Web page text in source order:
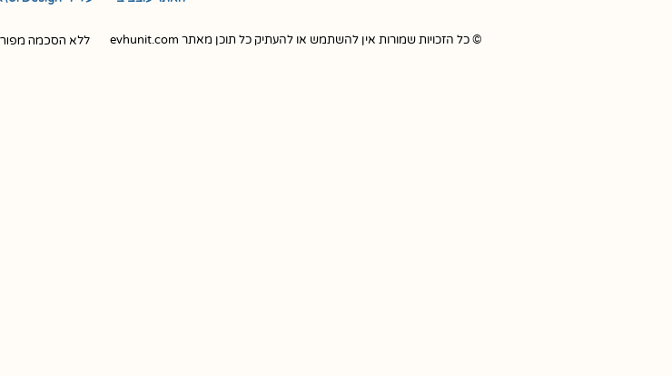
ללא הסכמה © כל הזכויות שמורות אין להשתמש או להעתיק כל תוכן מאתר evhunit.com